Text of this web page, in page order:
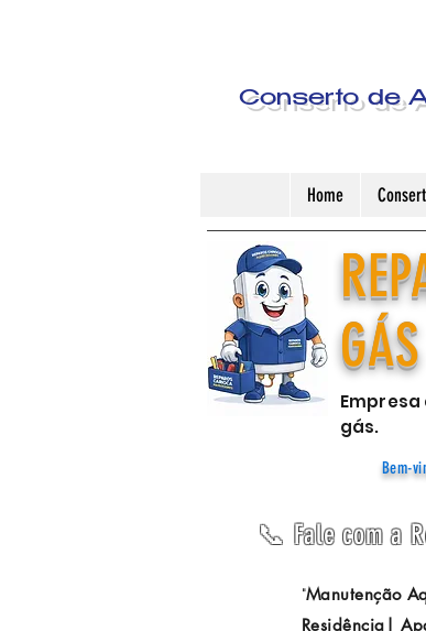
Conserto de
Home
GÁS
gás.
Bem-
📞 Fale com a
"Manutenção
Residência|